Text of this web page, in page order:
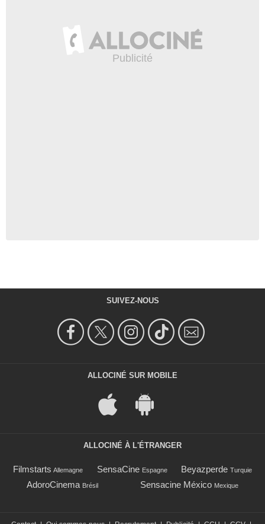
SUIVEZ-NOUS
ALLOCINÉ SUR MOBILE
ALLOCINÉ À L'ÉTRANGER
Filmstarts Allemagne SensaCine Espagne Beyazperde Turquie
AdoroCinema Brésil Sensacine México Mexique